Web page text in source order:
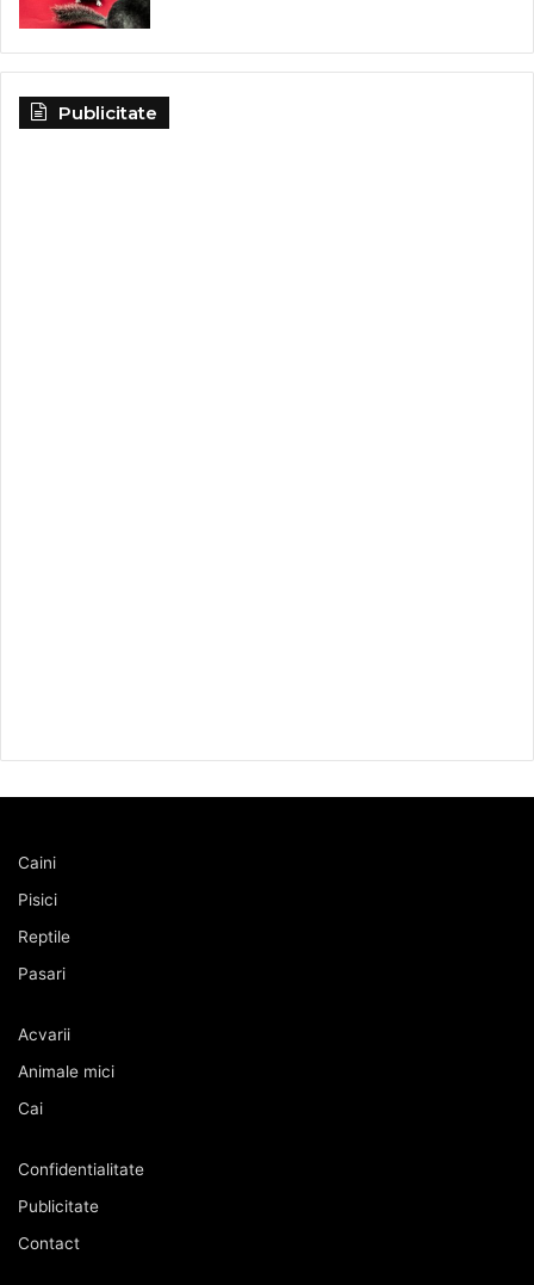
Publicitate
Caini
Pisici
Reptile
Pasari
Acvarii
Animale mici
Cai
Confidentialitate
Publicitate
Contact